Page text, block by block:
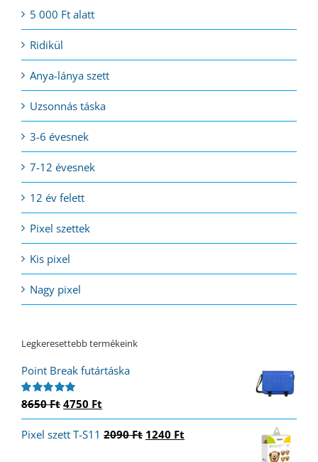
5 000 Ft alatt
Ridikül
Anya-lánya szett
Uzsonnás táska
3-6 évesnek
7-12 évesnek
12 év felett
Pixel szettek
Kis pixel
Nagy pixel
Legkeresettebb termékeink
Point Break futártáska
Értékelés:
8650Ft Original
price
was:
4750 Ft
price
is:
Pixel szett T-S11 2090Ft Original
1240 Ft